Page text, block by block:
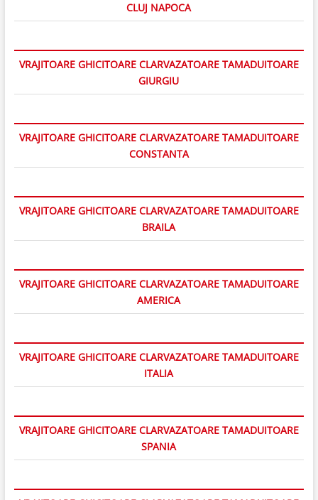
CLUJ NAPOCA
VRAJITOARE GHICITOARE CLARVAZATOARE TAMADUITOARE
GIURGIU
VRAJITOARE GHICITOARE CLARVAZATOARE TAMADUITOARE
CONSTANTA
VRAJITOARE GHICITOARE CLARVAZATOARE TAMADUITOARE
BRAILA
VRAJITOARE GHICITOARE CLARVAZATOARE TAMADUITOARE
AMERICA
VRAJITOARE GHICITOARE CLARVAZATOARE TAMADUITOARE
ITALIA
VRAJITOARE GHICITOARE CLARVAZATOARE TAMADUITOARE
SPANIA